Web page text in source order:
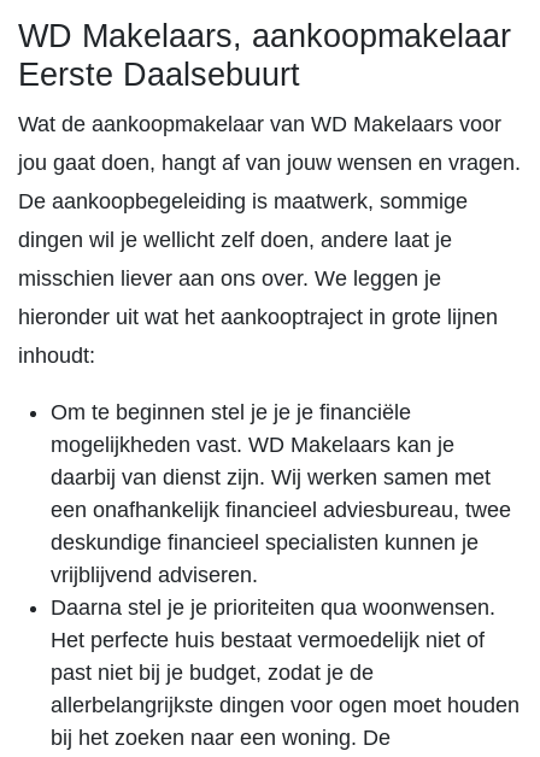
WD Makelaars, aankoopmakelaar
Eerste Daalsebuurt
Wat de aankoopmakelaar van WD Makelaars voor
jou gaat doen, hangt af van jouw wensen en vragen.
De aankoopbegeleiding is maatwerk, sommige
dingen wil je wellicht zelf doen, andere laat je
misschien liever aan ons over. We leggen je
hieronder uit wat het aankooptraject in grote lijnen
inhoudt:
Om te beginnen stel je je je financiële
mogelijkheden vast. WD Makelaars kan je
daarbij van dienst zijn. Wij werken samen met
een onafhankelijk financieel adviesbureau, twee
deskundige financieel specialisten kunnen je
vrijblijvend adviseren.
Daarna stel je je prioriteiten qua woonwensen.
Het perfecte huis bestaat vermoedelijk niet of
past niet bij je budget, zodat je de
allerbelangrijkste dingen voor ogen moet houden
bij het zoeken naar een woning. De